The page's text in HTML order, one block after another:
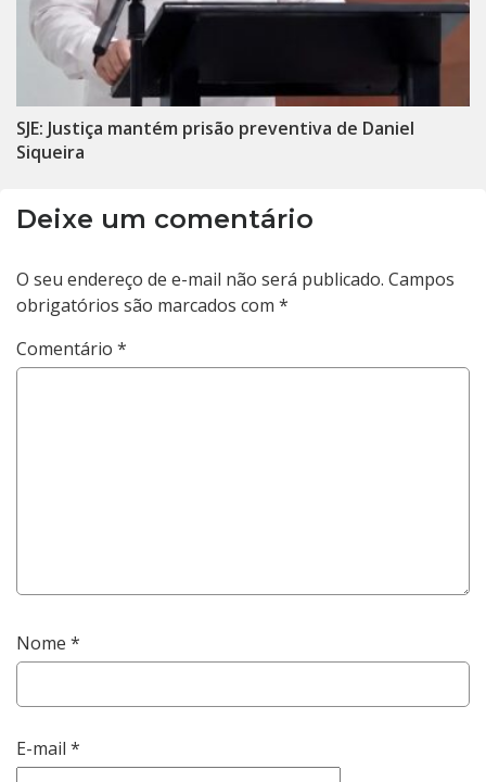
SJE: Justiça mantém prisão preventiva de Daniel
Siqueira
Deixe um comentário
O seu endereço de e-mail não será publicado. Campos
obrigatórios são marcados com *
Comentário *
Nome *
E-mail *